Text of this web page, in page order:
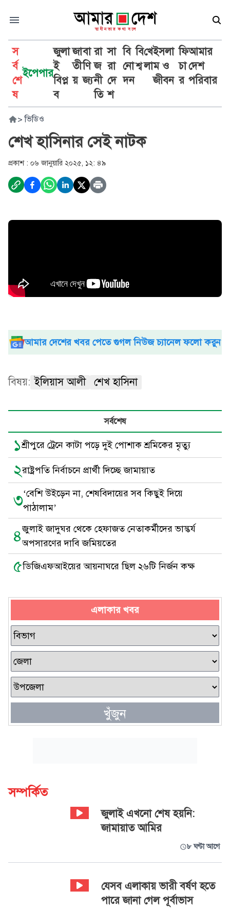
স
র্ব
শে
ষ
ইপেপার
জুলা
ই
বিপ্ল
ব
জা
তী
য়
বা
ণি
জ্য
রা
জ
নী
তি
সা
রা
দে
শ
বি
নো
দন
বি
শ্ব
খে
লা
ইসলা
ম ও
জীবন
ফি
চা
র
আমার
দেশ
পরিবার
> ভিডিও
শেখ হাসিনার সেই নাটক
প্রকাশ : ০৬ জানুয়ারি ২০২৫, ১২: ৪৯
আমার দেশের খবর পেতে গুগল নিউজ চ্যানেল ফলো করুন
বিষয়: ইলিয়াস আলী শেখ হাসিনা
সর্বশেষ
১শ্রীপুরে ট্রেনে কাটা পড়ে দুই পোশাক শ্রমিকের মৃত্যু
২রাষ্ট্রপতি নির্বাচনে প্রার্থী দিচ্ছে জামায়াত
৩‘বেশি উইড়েন না, শেষবিদায়ের সব কিছুই দিয়ে
পাঠালাম’
৪জুলাই জাদুঘর থেকে হেফাজত নেতাকর্মীদের ভাস্কর্য
অপসারণের দাবি জমিয়তের
৫ডিজিএফআইয়ের আয়নাঘরে ছিল ২৬টি নির্জন কক্ষ
এলাকার খবর
খুঁজুন
সম্পর্কিত
জুলাই এখনো শেষ হয়নি:
জামায়াত আমির
৮ ঘণ্টা আগে
যেসব এলাকায় ভারী বর্ষণ হতে
পারে জানা গেল পূর্বাভাস